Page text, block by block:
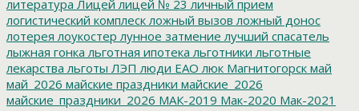
литература Лицей лицей № 23 личный прием
логистический комплеск ложный вызов ложный донос
лотерея лоукостер лунное затмение лучший спасатель
лыжная гонка льготная ипотека льготники льготные
лекарства льготы ЛЭП люди ЕАО люк Магнитогорск май
май_2026 майские праздники майские_2026
майские_праздники_2026 МАК-2019 Мак-2020 Мак-2021